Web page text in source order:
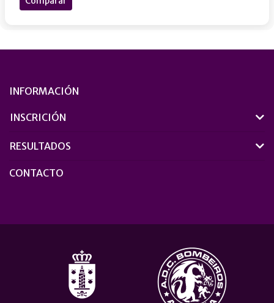
INFORMACIÓN
INSCRICIÓN
RESULTADOS
CONTACTO